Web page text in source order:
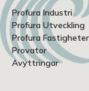
Profura Industri
Profura Utveckling
Profura Fastigheter
Provator
Avyttringar